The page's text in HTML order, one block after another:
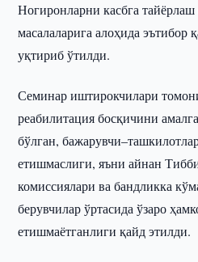
Ногиронларни касбга
масалаларига алоҳида
уқтириб ўтилди.
Семинар иштирокчилари
реабилитация босқичини
бўлган,
етишмаслиги, яъни айнан
комиссиялари ва бандликка
берувчилар ўртасида ўзаро
етишмаётганлиги қайд этилди.